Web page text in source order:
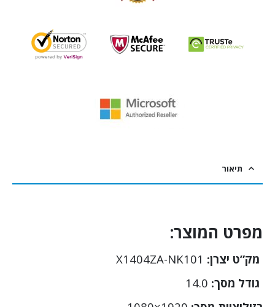
תיאור
מפרט המוצר:
מק”ט יצרן:
גודל מסך: